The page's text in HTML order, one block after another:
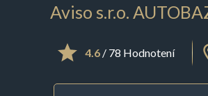
Aviso s.r.o.
4.6/ 78 Hodnotení